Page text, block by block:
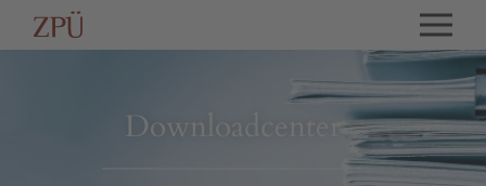
Downloadcenter